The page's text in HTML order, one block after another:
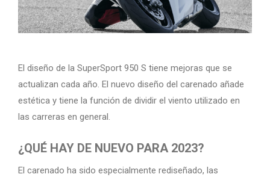
El diseño de la SuperSport 950 S tiene mejoras que se
actualizan cada año. El nuevo diseño del carenado añade
estética y tiene la función de dividir el viento utilizado en
las carreras en general.
¿QUÉ HAY DE NUEVO PARA 2023?
El carenado ha sido especialmente rediseñado, las